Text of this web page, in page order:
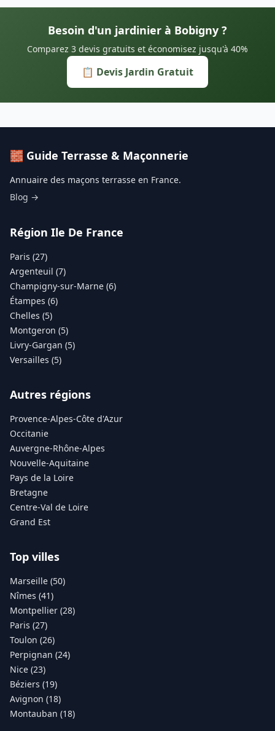
Besoin d'un jardinier à Bobigny ?
Comparez 3 devis gratuits et économisez jusqu'à 40%
📋 Devis Jardin Gratuit
🧱 Guide Terrasse & Maçonnerie
Annuaire des maçons terrasse en France.
Blog →
Région Ile De France
Paris (27)
Argenteuil (7)
Champigny-sur-Marne (6)
Étampes (6)
Chelles (5)
Montgeron (5)
Livry-Gargan (5)
Versailles (5)
Autres régions
Provence-Alpes-Côte d'Azur
Occitanie
Auvergne-Rhône-Alpes
Nouvelle-Aquitaine
Pays de la Loire
Bretagne
Centre-Val de Loire
Grand Est
Top villes
Marseille (50)
Nîmes (41)
Montpellier (28)
Paris (27)
Toulon (26)
Perpignan (24)
Nice (23)
Béziers (19)
Avignon (18)
Montauban (18)